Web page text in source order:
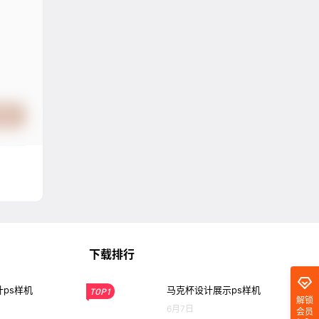
解锁
会员
ps样机
下载排行
TOP1 马克杯设计展示ps样机
6月7日